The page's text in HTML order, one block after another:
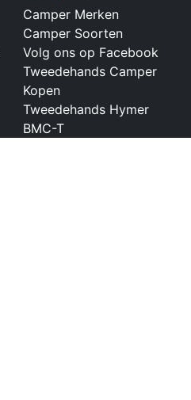
Camper Merken
Camper Soorten
Volg ons op Facebook
Tweedehands Camper
Kopen
Tweedehands Hymer
BMC-T